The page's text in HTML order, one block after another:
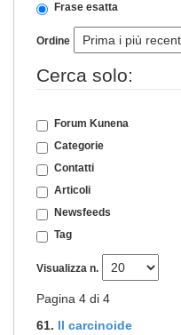
Frase esatta
Ordine
Cerca solo:
Forum Kunena
Categorie
Contatti
Articoli
Newsfeeds
Tag
Visualizza n.
Pagina 4 di 4
61. Il carcinoide